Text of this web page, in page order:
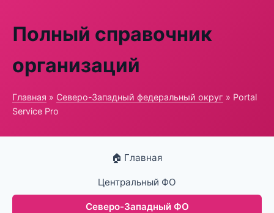
Полный справочник
организаций
Главная » Северо-Западный федеральный округ » Portal
Service Pro
🏠 Главная
Центральный ФО
Северо-Западный ФО